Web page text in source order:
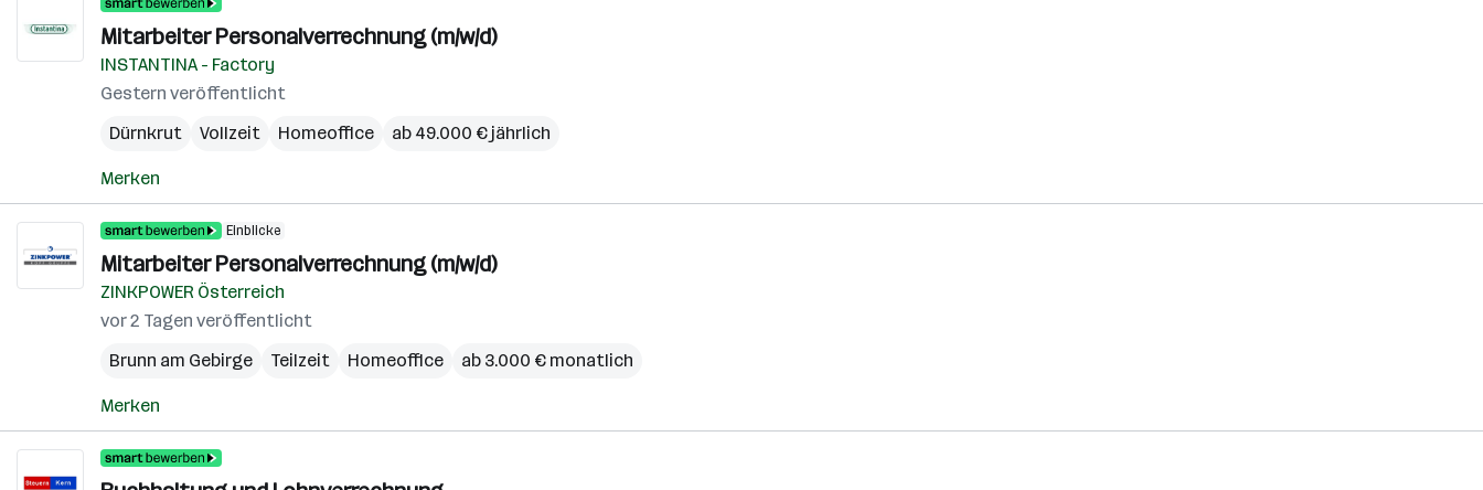
Mitarbeiter Personalverrechnung (m/w/d)
INSTANTINA - Factory
Gestern veröffentlicht
Dürnkrut
Vollzeit Homeoffice ab 49.000 € jährlich
Merken
Einblicke
Mitarbeiter Personalverrechnung (m/w/d)
ZINKPOWER Österreich
vor 2 Tagen veröffentlicht
Brunn am Gebirge
Teilzeit Homeoffice ab 3.000 € monatlich
Merken